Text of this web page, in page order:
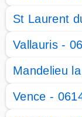
St Laurent
Vallauris -
Mandelieu
Vence -